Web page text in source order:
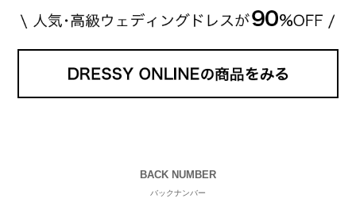
BACK NUMBER
バックナンバー